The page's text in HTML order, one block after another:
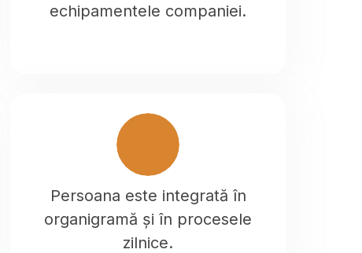
echipamentele companiei.
Persoana este integrată în
organigramă și în procesele
zilnice.